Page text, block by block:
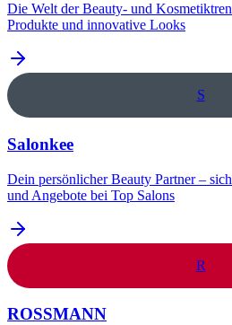
Die Welt der Beauty- und
Produkte und innovative Looks
S
Salonkee
Dein persönlicher Beauty Partner –
und Angebote bei Top Salons
R
ROSSMANN